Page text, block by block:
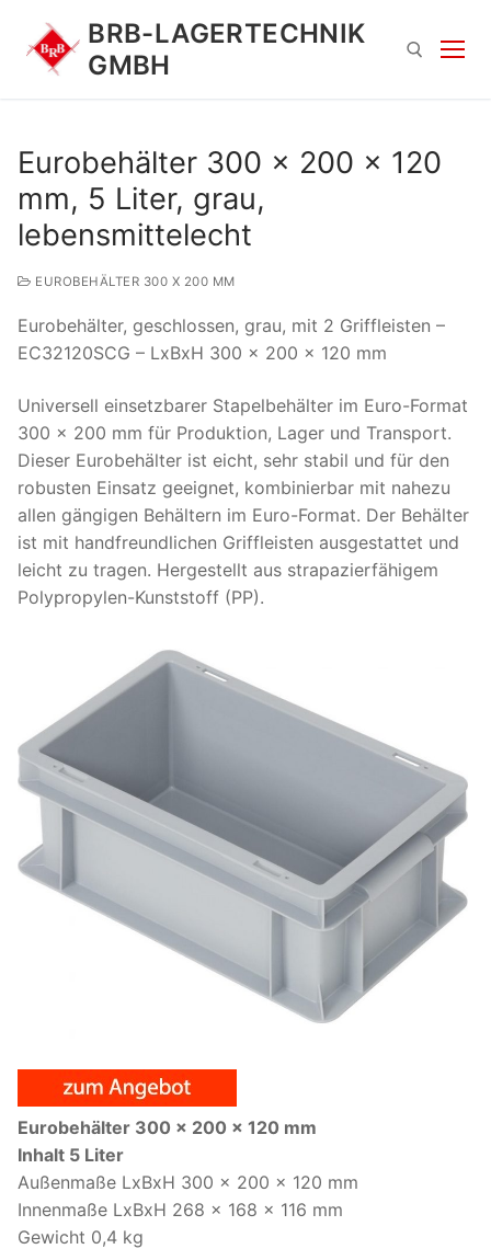
Inhalt
springen
BRB-LAGERTECHNIK
GMBH
Suchen
Eurobehälter 300 x 200 x 120
mm, 5 Liter, grau,
lebensmittelecht
EUROBEHÄLTER 300 X 200 MM
Eurobehälter, geschlossen, grau, mit 2 Griffleisten –
EC32120SCG – LxBxH 300 x 200 x 120 mm
Universell einsetzbarer Stapelbehälter im Euro-Format
300 x 200 mm für Produktion, Lager und Transport.
Dieser Eurobehälter ist eicht, sehr stabil und für den
robusten Einsatz geeignet, kombinierbar mit nahezu
allen gängigen Behältern im Euro-Format. Der Behälter
ist mit handfreundlichen Griffleisten ausgestattet und
leicht zu tragen. Hergestellt aus strapazierfähigem
Polypropylen-Kunststoff (PP).
Eurobehälter 300 x 200 x 120 mm
Inhalt 5 Liter
Außenmaße LxBxH 300 x 200 x 120 mm
Innenmaße LxBxH 268 x 168 x 116 mm
Gewicht 0,4 kg